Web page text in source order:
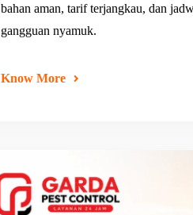
bahan aman, tarif terjangkau, dan
gangguan nyamuk.
Know More